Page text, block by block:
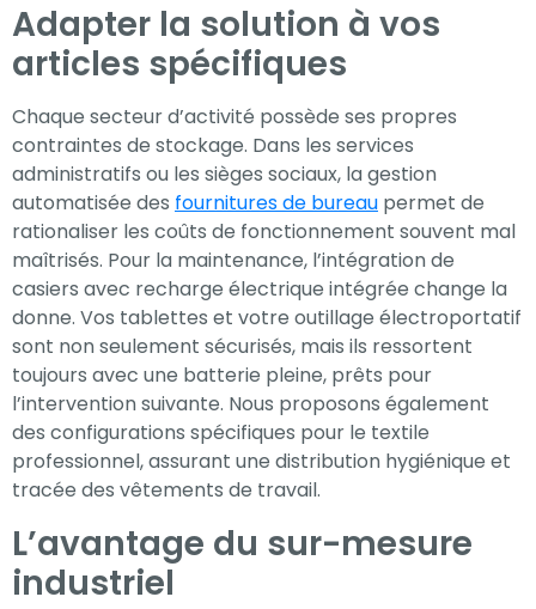
Adapter la solution à vos
articles spécifiques
Chaque secteur d’activité possède ses propres
contraintes de stockage. Dans les services
administratifs ou les sièges sociaux, la gestion
automatisée des fournitures de bureau permet de
rationaliser les coûts de fonctionnement souvent mal
maîtrisés. Pour la maintenance, l’intégration de
casiers avec recharge électrique intégrée change la
donne. Vos tablettes et votre outillage électroportatif
sont non seulement sécurisés, mais ils ressortent
toujours avec une batterie pleine, prêts pour
l’intervention suivante. Nous proposons également
des configurations spécifiques pour le textile
professionnel, assurant une distribution hygiénique et
tracée des vêtements de travail.
L’avantage du sur-mesure
industriel